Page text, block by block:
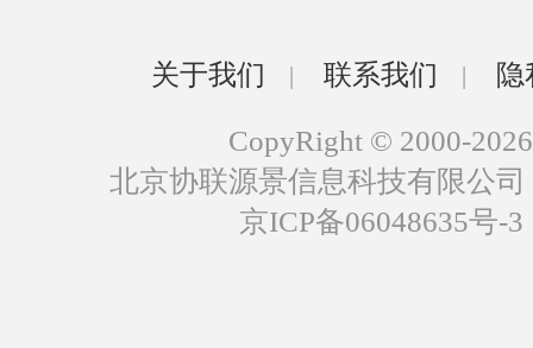
关于我们 | 联系我们 |
CopyRight © 2000-2026
北京协联源景信息科技有限公
京ICP备06048635号-3